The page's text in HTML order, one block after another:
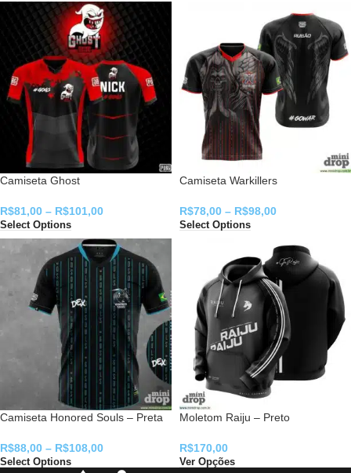
Camiseta Ghost
R$81,00 – R$101,00
Select Options
Camiseta Warkillers
R$78,00 – R$98,00
Select Options
Camiseta Honored Souls – Preta
R$88,00 – R$108,00
Select Options
Moletom Raiju – Preto
R$170,00
Ver Opções